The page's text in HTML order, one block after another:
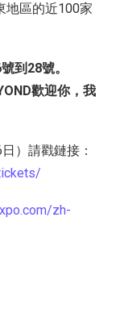
地區的近100家
到28號。
歡迎你，我
）請戳鏈接：
zh-